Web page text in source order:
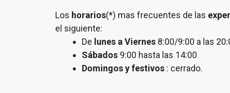
Los horarios(*) mas frecuentes de las
el siguiente:
De lunes a Viernes 8:00/9:00 a las
Sábados 9:00 hasta las 14:00
Domingos y festivos : cerrado.